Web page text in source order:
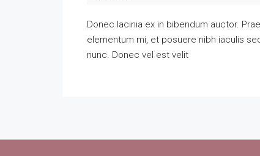
Donec lacinia ex in bibendum auctor.
elementum mi, et posuere nibh iaculis
nunc. Donec vel est velit